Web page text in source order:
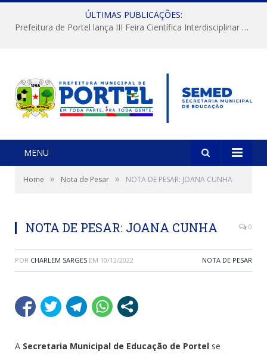
ÚLTIMAS PUBLICAÇÕES:
Prefeitura de Portel lança III Feira Científica Interdisciplinar com foco em Ciência e Territorialidade
MENU
Home » Nota de Pesar » NOTA DE PESAR: JOANA CUNHA
NOTA DE PESAR: JOANA CUNHA 0
POR CHARLEM SARGES EM 10/12/2022 NOTA DE PESAR
A Secretaria Municipal de Educação de Portel se